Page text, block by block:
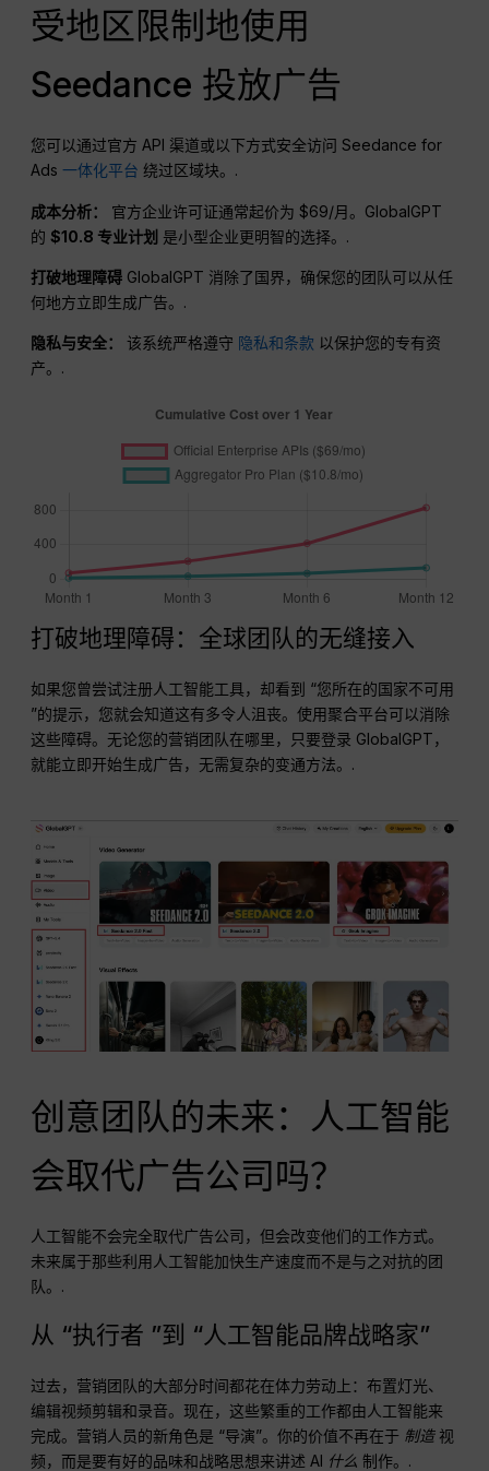
受地区限制地使用
Seedance 投放广告
您可以通过官方 API 渠道或以下方式安全访问 Seedance for
Ads一体化平台 绕过区域块。.
成本分析：
官方企业许可证通常起价为 $69/月。GlobalGPT
的$10.8 专业计划 是小型企业更明智的选择。.
打破地理障碍 GlobalGPT 消除了国界，确保您的团队可以从任
何地方立即生成广告。.
隐私与安全： 该系统严格遵守 隐私和条款 以保护您的专有资
产。.
打破地理障碍：全球团队的无缝接入
如果您曾尝试注册人工智能工具，却看到 “您所在的国家不可用
”的提示，您就会知道这有多令人沮丧。使用聚合平台可以消除
这些障碍。无论您的营销团队在哪里，只要登录 GlobalGPT，
就能立即开始生成广告，无需复杂的变通方法。.
创意团队的未来：人工智能
会取代广告公司吗？
人工智能不会完全取代广告公司，但会改变他们的工作方式。
未来属于那些利用人工智能加快生产速度而不是与之对抗的团
队。.
从 “执行者 ”到 “人工智能品牌战略家”
过去，营销团队的大部分时间都花在体力劳动上：布置灯光、
编辑视频剪辑和录音。现在，这些繁重的工作都由人工智能来
完成。营销人员的新角色是 “导演”。你的价值不再在于 制造视
频，而是要有好的品味和战略思想来讲述 AI 什么 制作。.